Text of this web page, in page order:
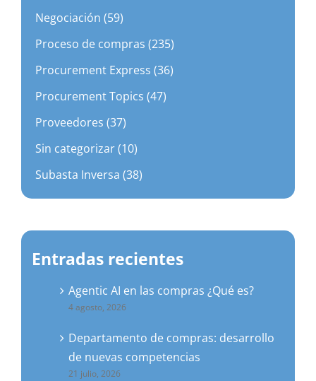
Negociación (59)
Proceso de compras (235)
Procurement Express (36)
Procurement Topics (47)
Proveedores (37)
Sin categorizar (10)
Subasta Inversa (38)
Entradas recientes
Agentic AI en las compras ¿Qué es?
4 agosto, 2026
Departamento de compras: desarrollo
de nuevas competencias
21 julio, 2026